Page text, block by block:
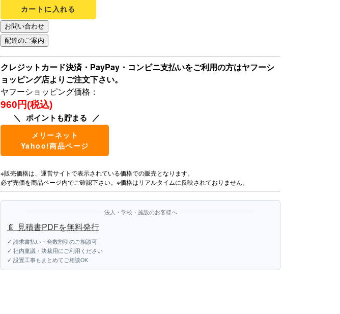
カートに入れる
クレジットカード決済・PayPay・コンビニ支払いをご利用の方はヤフーシ
ョッピング店よりご注文下さい。
ヤフーショッピング価格：
960円(税込)
ポイントも貯まる
メリーネット
Yahoo!商品ページ
※販売価格は、運営サイトで表示されている価格での販売となります。
必ず売価を商品ページ内でご確認下さい。※価格はリアルタイムに反映されておりません。
法人・学校・施設のお客様へ
📄 見積書PDFを無料発行
✓ 請求書払い・台数割引のご相談可
✓ 社内稟議・決裁用にご利用ください
✓ 設置工事もまとめてご相談OK